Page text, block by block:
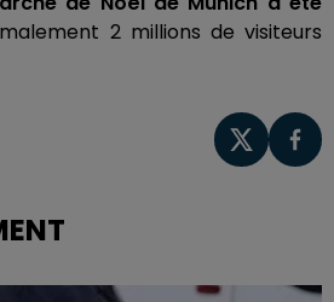
2 millions de visiteurs